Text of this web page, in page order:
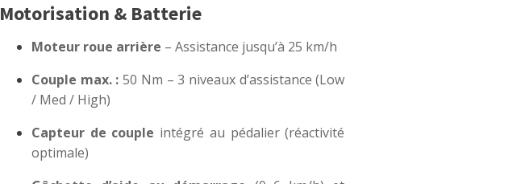
Motorisation & Batterie
Moteur roue arrière – Assistance jusqu’à 25 km/h
Couple max. : 50 Nm – 3 niveaux d’assistance (Low
/ Med / High)
Capteur de couple intégré au pédalier (réactivité
optimale)